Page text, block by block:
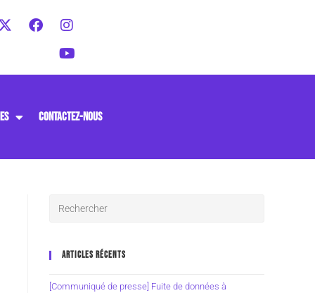
CONTACTEZ-NOUS
ARTICLES RÉCENTS
[Communiqué de presse] Fuite de données à